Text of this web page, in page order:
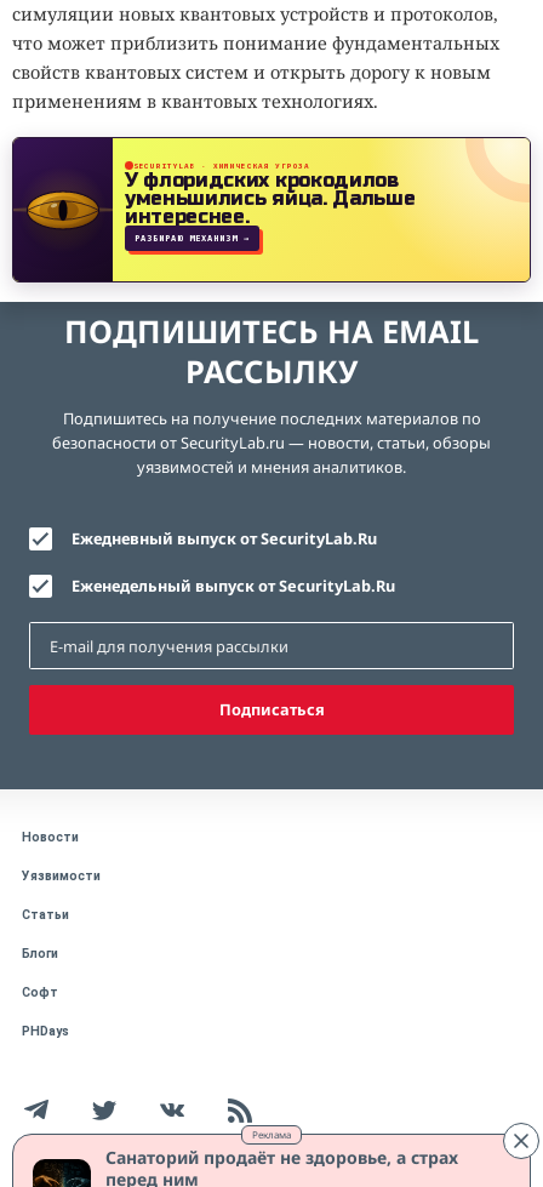
Реклама
Санаторий продаёт не здоровье, а страх
перед ним
симуляции новых квантовых устройств и протоколов,
что может приблизить понимание фундаментальных
свойств квантовых систем и открыть дорогу к новым
применениям в квантовых технологиях.
SECURITYLAB · ХИМИЧЕСКАЯ УГРОЗА
У флоридских крокодилов
уменьшились яйца.Дальше
интереснее.
РАЗБИРАЮ МЕХАНИЗМ →
ПОДПИШИТЕСЬ НА EMAIL
РАССЫЛКУ
Подпишитесь на получение последних материалов по
безопасности от SecurityLab.ru — новости, статьи, обзоры
уязвимостей и мнения аналитиков.
Ежедневный выпуск от SecurityLab.Ru
Еженедельный выпуск от SecurityLab.Ru
Подписаться
Новости
Уязвимости
Статьи
Блоги
Софт
PHDays